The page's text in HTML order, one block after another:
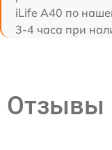
iLife A40 по
3-4 часа при
Отзывы